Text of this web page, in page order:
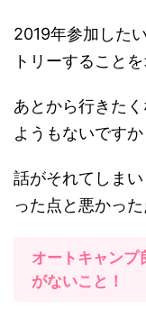
2019年参加した
トリーすること
あとから行きた
ようもないです
話がそれてしま
った点と悪かっ
オートキャンプ
がないこと！